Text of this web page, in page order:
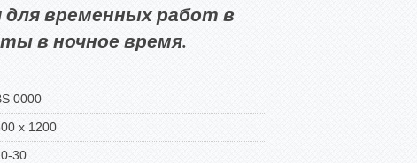
для временных работ в
в ночное время.
0000
х 1200
30